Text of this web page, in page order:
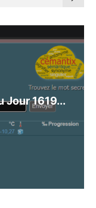
Jour 1619...